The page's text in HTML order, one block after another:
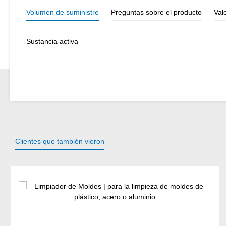
Volumen de suministro Preguntas sobre el producto
Sustancia activa
Clientes que también vieron